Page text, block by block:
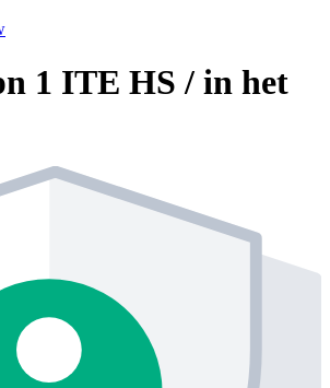
1 ITE HS / in het